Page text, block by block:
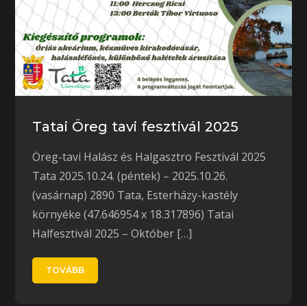
Tatai Öreg tavi fesztivál 2025
Öreg-tavi Halász és Halgasztro Fesztivál 2025
Tata 2025.10.24. (péntek) – 2025.10.26.
(vasárnap) 2890 Tata, Esterházy-kastély
környéke (47.646954 x 18.317896) Tatai
Halfesztivál 2025 – Október […]
TOVÁBB